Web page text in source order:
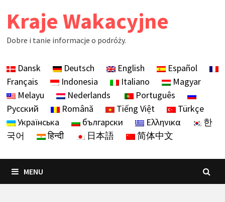
Kraje Wakacyjne
Dobre i tanie informacje o podróży.
Dansk Deutsch English
Español
Français
Indonesia Italiano
Magyar
Melayu
Nederlands
Português
Русский
Română Tiếng Việt
Türkçe
Українська
български Ελληνικα
한
국어
हिन्दी 日本語 简体中文
MENU